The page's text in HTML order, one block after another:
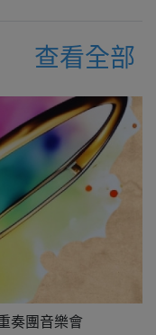
查看全部
奏團音樂會